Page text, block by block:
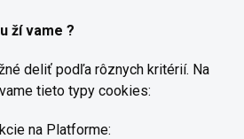
žívame ?
deliť podľa rôznych kritérií. Na
tieto typy cookies:
na Platforme: